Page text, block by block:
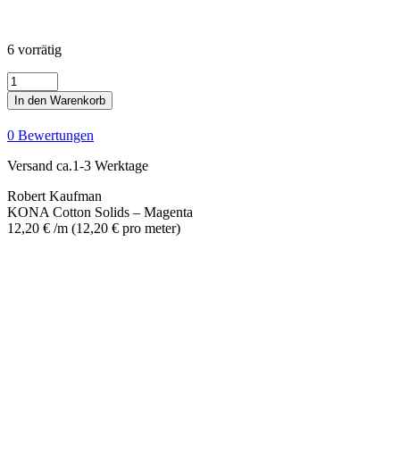
6 vorrätig
KONA
Cotton
Solids
-
Magenta
Menge
In den Warenkorb
0 Bewertungen
Versand ca.1-3 Werktage
Robert Kaufman
KONA Cotton Solids – Magenta
12,20 € /m (12,20 € pro meter)